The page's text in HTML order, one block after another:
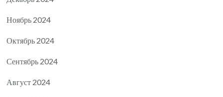
Ноябрь 2024
Октябрь 2024
Сентябрь 2024
Август 2024